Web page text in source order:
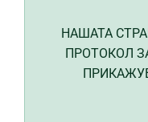
НАШАТА
ПРОТОКОЛ